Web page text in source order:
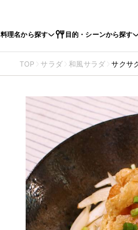
料理名から探す 目的・シーンから探す
TOP サラダ 和風サラダ サクサ